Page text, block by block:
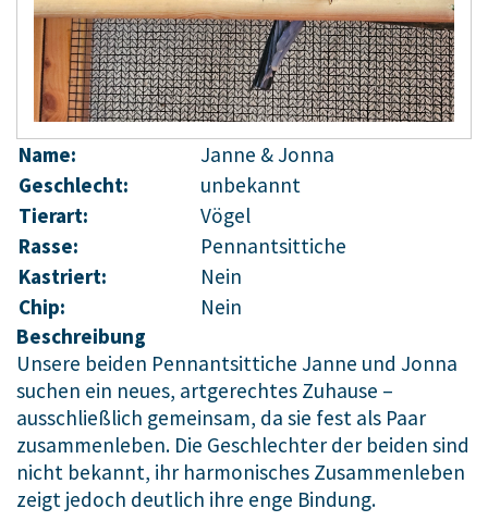
Name:
Janne & Jonna
Geschlecht:
unbekannt
Tierart:
Vögel
Rasse:
Pennantsittiche
Kastriert:
Nein
Chip:
Nein
Beschreibung
Unsere beiden Pennantsittiche Janne und Jonna
suchen ein neues, artgerechtes Zuhause –
ausschließlich gemeinsam, da sie fest als Paar
zusammenleben. Die Geschlechter der beiden sind
nicht bekannt, ihr harmonisches Zusammenleben
zeigt jedoch deutlich ihre enge Bindung.